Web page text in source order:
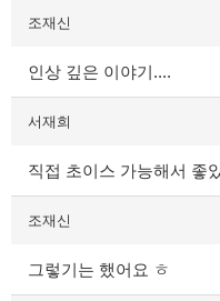
조재신
인상 깊은 이야기....
서재희
직접 초이스 가능해서 좋
조재신
그렇기는 했어요 ㅎ